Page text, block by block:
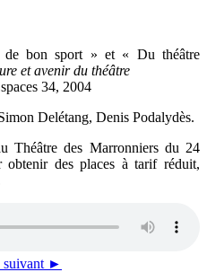
de bon sport » et « Du théâtre
et avenir du théâtre
34, 2004
Delétang, Denis Podalydès.
Théâtre des Marronniers du 24
obtenir des places à tarif réduit,
suivant ►